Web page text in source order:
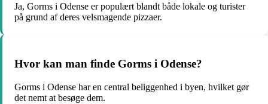
Ja, Gorms i Odense er populært blandt både lokale og turister
på grund af deres velsmagende pizzaer.
Hvor kan man finde Gorms i Odense?
Gorms i Odense har en central beliggenhed i byen, hvilket gør
det nemt at besøge dem.